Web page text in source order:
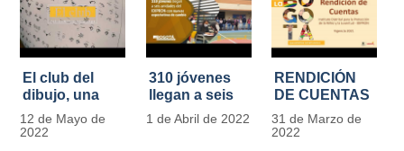
El club del
dibujo, una
apuesta para
formar
12 de Mayo de
2022
310 jóvenes
llegan a seis
unidades del
IDIPRON con
1 de Abril de 2022
RENDICIÓN
DE CUENTAS
IDIPRON |
Vigencia 2021
31 de Marzo de
2022